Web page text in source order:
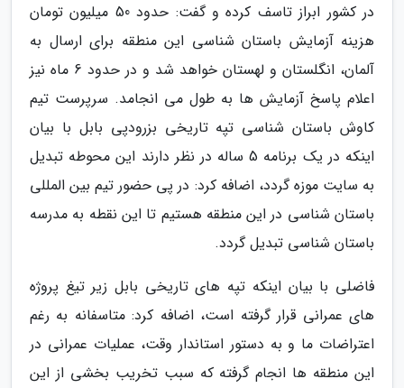
در کشور ابراز تاسف کرده و گفت: حدود 50 میلیون تومان
هزینه آزمایش باستان شناسی این منطقه برای ارسال به
آلمان، انگلستان و لهستان خواهد شد و در حدود 6 ماه نیز
اعلام پاسخ آزمایش ها به طول می انجامد. سرپرست تیم
کاوش باستان شناسی تپه تاریخی بزرودپی بابل با بیان
اینکه در یک برنامه 5 ساله در نظر دارند این محوطه تبدیل
به سایت موزه گردد، اضافه کرد: در پی حضور تیم بین المللی
باستان شناسی در این منطقه هستیم تا این نقطه به مدرسه
باستان شناسی تبدیل گردد.
فاضلی با بیان اینکه تپه های تاریخی بابل زیر تیغ پروژه
های عمرانی قرار گرفته است، اضافه کرد: متاسفانه به رغم
اعتراضات ما و به دستور استاندار وقت، عملیات عمرانی در
این منطقه ها انجام گرفته که سبب تخریب بخشی از این